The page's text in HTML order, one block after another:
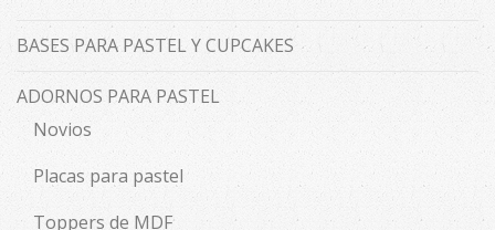
BASES PARA PASTEL Y CUPCAKES
ADORNOS PARA PASTEL
Novios
Placas para pastel
Toppers de MDF